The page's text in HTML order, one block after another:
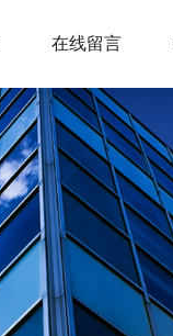
在线留言